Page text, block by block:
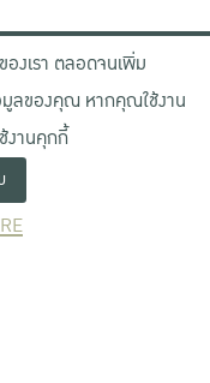
องเรา ตลอดจนเพิ่ม
มูลของคุณ หากคุณใช้งาน
งานคุกกี้